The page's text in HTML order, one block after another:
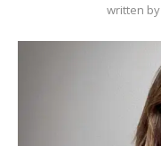
written by